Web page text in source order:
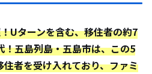
Uターンを含む、移住者の約7
五島列島・五島市は、この5
者を受け入れており、ファミ